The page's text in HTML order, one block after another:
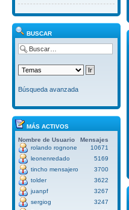
BUSCAR
Búsqueda avanzada
MÁS ACTIVOS
Nombre de Usuario
Mensajes
rolando rognone
10671
leonenredado
5169
tincho mensajero
3700
tolder
3622
juanpf
3267
sergiog
3247